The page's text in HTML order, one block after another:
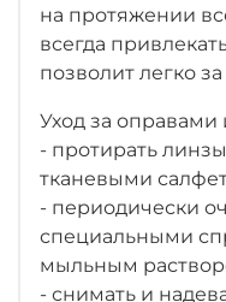
на протяжении
всегда
позволит легко
Уход за оправами
- протирать
тканевыми
- периодически
специальными
мыльным
- снимать и